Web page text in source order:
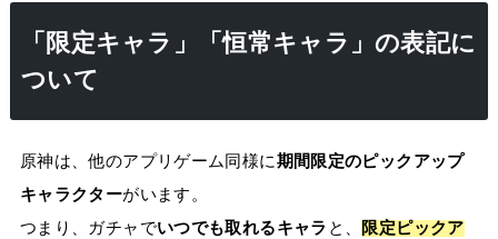
「限定キャラ」「恒常キャラ」の表記に
ついて
原神は、他のアプリゲーム同様に期間限定のピックアップ
キャラクターがいます。
つまり、ガチャでいつでも取れるキャラ と、 限定ピックア